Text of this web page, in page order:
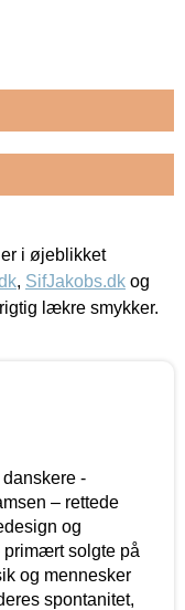
i øjeblikket
, SifJakobs.dk og
lækre smykker.
-
– rettede
og
primært solgte på
og mennesker
spontanitet,